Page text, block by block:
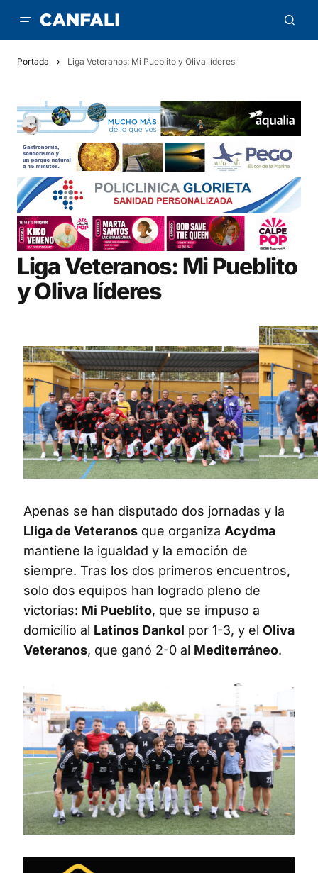
Portada Liga Veteranos: Mi Pueblito y Oliva líderes
Liga Veteranos: Mi Pueblito
y Oliva líderes
Apenas se han disputado dos jornadas y la
Lliga de Veteranos que organiza Acydma
mantiene la igualdad y la emoción de
siempre. Tras los dos primeros encuentros,
solo dos equipos han logrado pleno de
victorias: Mi Pueblito, que se impuso a
domicilio al Latinos Dankol por 1-3, y el Oliva
Veteranos, que ganó 2-0 al Mediterráneo.